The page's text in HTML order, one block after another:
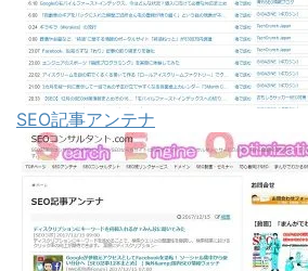
SEO記事アンテナ